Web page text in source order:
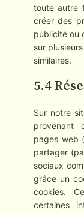
toute autre
créer des
publicité ou
sur
similaires.
5.4
Sur notre
provenant
pages web
partager
sociaux
grâce un
cookies.
certaines